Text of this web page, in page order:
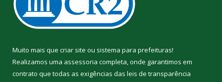
Muito mais que criar site ou sistema para prefeituras!
Realizamos uma assessoria completa, onde garantimos em
contrato que todas as exigências das leis de transparência